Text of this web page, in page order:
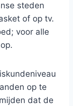
steden
of op tv.
voor alle
op te
dat de